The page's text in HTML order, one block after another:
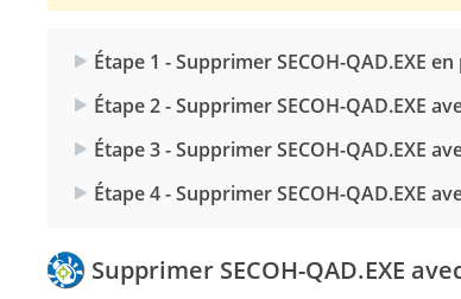
Étape 1 - Supprimer SECOH-QAD.EXE
Étape 2 - Supprimer SECOH-QAD.EXE
Étape 3 - Supprimer SECOH-QAD.EXE
Étape 4 - Supprimer SECOH-QAD.EXE
Supprimer SECOH-QAD.EXE